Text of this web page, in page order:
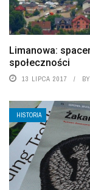
Limanowa:
społeczności
13 LIPCA 2017 BY
HISTORIA